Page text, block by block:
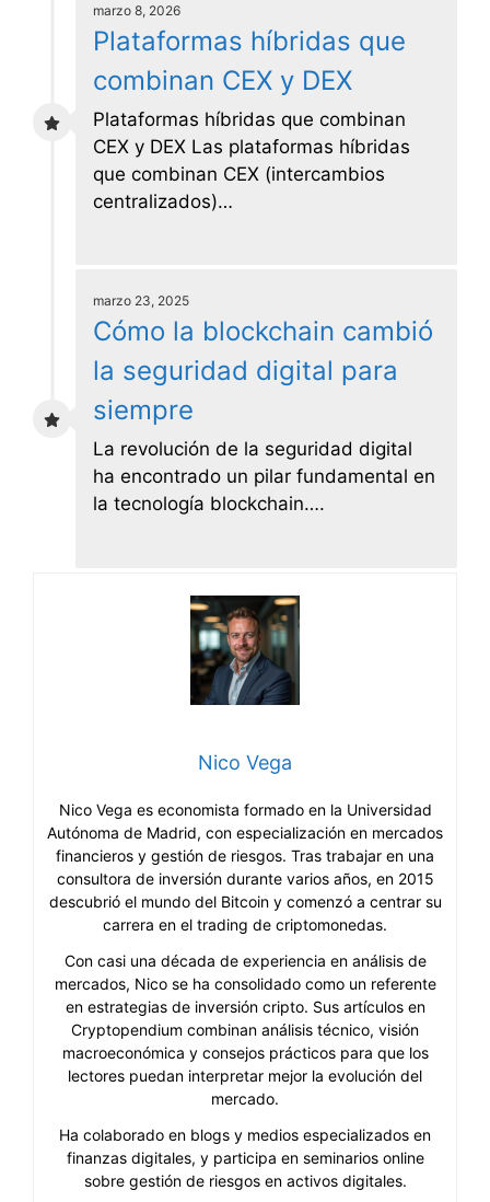
marzo 8, 2026
Plataformas híbridas que
combinan CEX y DEX
Plataformas híbridas que combinan
CEX y DEX Las plataformas híbridas
que combinan CEX (intercambios
centralizados)…
marzo 23, 2025
Cómo la blockchain cambió
la seguridad digital para
siempre
La revolución de la seguridad digital
ha encontrado un pilar fundamental en
la tecnología blockchain….
Nico Vega
Nico Vega es economista formado en la Universidad
Autónoma de Madrid, con especialización en mercados
financieros y gestión de riesgos. Tras trabajar en una
consultora de inversión durante varios años, en 2015
descubrió el mundo del Bitcoin y comenzó a centrar su
carrera en el trading de criptomonedas.
Con casi una década de experiencia en análisis de
mercados, Nico se ha consolidado como un referente
en estrategias de inversión cripto. Sus artículos en
Cryptopendium combinan análisis técnico, visión
macroeconómica y consejos prácticos para que los
lectores puedan interpretar mejor la evolución del
mercado.
Ha colaborado en blogs y medios especializados en
finanzas digitales, y participa en seminarios online
sobre gestión de riesgos en activos digitales.